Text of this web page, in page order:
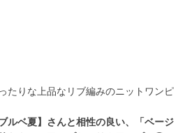
たりな上品なリブ編みのニットワンピ
ルベ夏】さんと相性の良い、「ベージ